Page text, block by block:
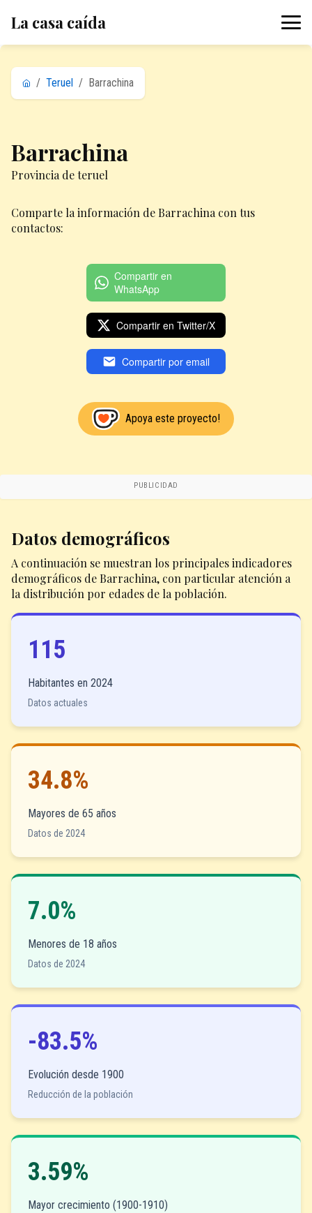
La casa caída
/ Teruel / Barrachina
Barrachina
Provincia de teruel
Comparte la información de Barrachina con tus
contactos:
Compartir en
WhatsApp
Compartir en Twitter/X
Compartir por email
Apoya este proyecto!
PUBLICIDAD
Datos demográficos
A continuación se muestran los principales indicadores
demográficos de Barrachina, con particular atención a
la distribución por edades de la población.
115
Habitantes en 2024
Datos actuales
34.8%
Mayores de 65 años
Datos de 2024
7.0%
Menores de 18 años
Datos de 2024
-83.5%
Evolución desde 1900
Reducción de la población
3.59%
Mayor crecimiento (1900-1910)